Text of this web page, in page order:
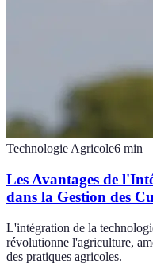
Technologie Agricole6 min
Les Avantages de
dans la Gestion des
L'intégration de la
révolutionne l'agriculture,
des pratiques agricoles.